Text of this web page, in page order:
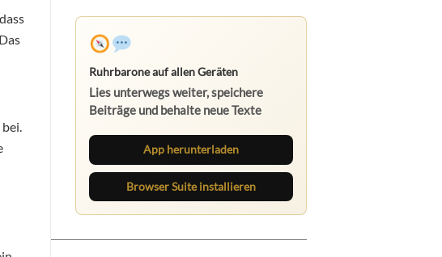
Ruhrbarone auf allen Geräten
Lies unterwegs weiter, speichere
Beiträge und behalte neue Texte
App herunterladen
Browser Suite installieren